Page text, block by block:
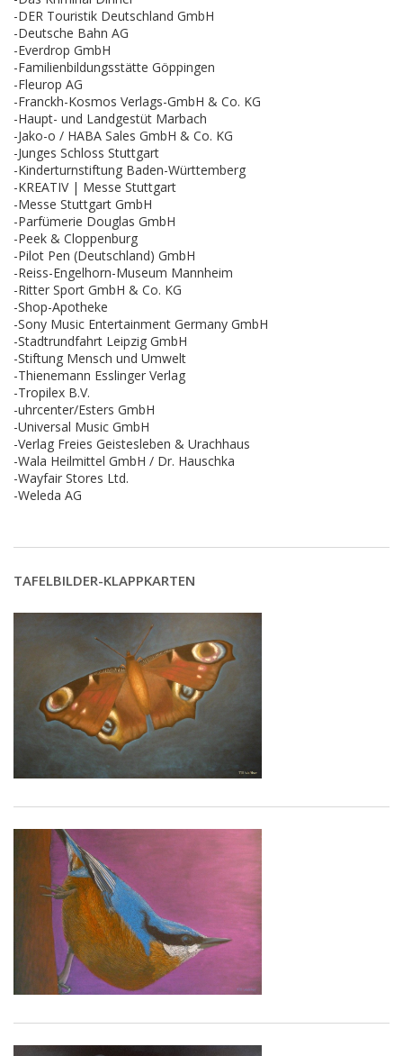
-DER Touristik Deutschland GmbH
-Deutsche Bahn AG
-Everdrop GmbH
-Familienbildungsstätte Göppingen
-Fleurop AG
-Franckh-Kosmos Verlags-GmbH & Co. KG
-Haupt- und Landgestüt Marbach
-Jako-o / HABA Sales GmbH & Co. KG
-Junges Schloss Stuttgart
-Kinderturnstiftung Baden-Württemberg
-KREATIV | Messe Stuttgart
-Messe Stuttgart GmbH
-Parfümerie Douglas GmbH
-Peek & Cloppenburg
-Pilot Pen (Deutschland) GmbH
-Reiss-Engelhorn-Museum Mannheim
-Ritter Sport GmbH & Co. KG
-Shop-Apotheke
-Sony Music Entertainment Germany GmbH
-Stadtrundfahrt Leipzig GmbH
-Stiftung Mensch und Umwelt
-Thienemann Esslinger Verlag
-Tropilex B.V.
-uhrcenter/Esters GmbH
-Universal Music GmbH
-Verlag Freies Geistesleben & Urachhaus
-Wala Heilmittel GmbH / Dr. Hauschka
-Wayfair Stores Ltd.
-Weleda AG
TAFELBILDER-KLAPPKARTEN